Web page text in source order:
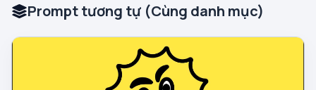
Prompt tương tự (Cùng danh mục)